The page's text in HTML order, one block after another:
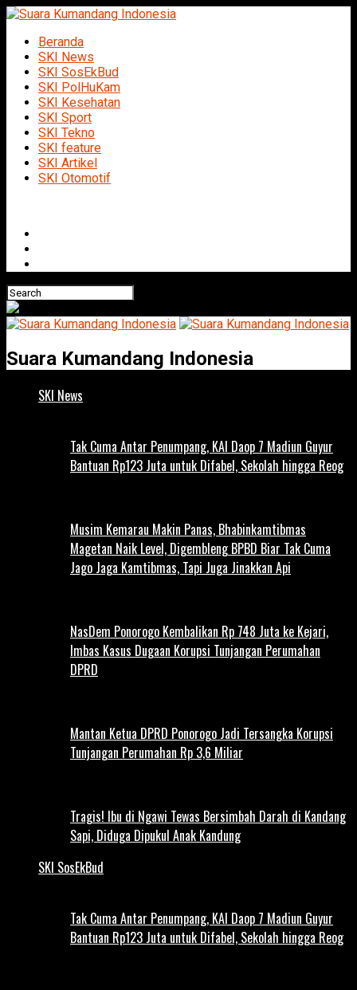
Beranda
SKI News
SKI SosEkBud
SKI PolHuKam
SKI Kesehatan
SKI Sport
SKI Tekno
SKI feature
SKI Artikel
SKI Otomotif
Suara Kumandang Indonesia
SKI News
Tak Cuma Antar Penumpang, KAI Daop 7 Madiun Guyur
Bantuan Rp123 Juta untuk Difabel, Sekolah hingga Reog
Musim Kemarau Makin Panas, Bhabinkamtibmas
Magetan Naik Level, Digembleng BPBD Biar Tak Cuma
Jago Jaga Kamtibmas, Tapi Juga Jinakkan Api
NasDem Ponorogo Kembalikan Rp 748 Juta ke Kejari,
Imbas Kasus Dugaan Korupsi Tunjangan Perumahan
DPRD
Mantan Ketua DPRD Ponorogo Jadi Tersangka Korupsi
Tunjangan Perumahan Rp 3,6 Miliar
Tragis! Ibu di Ngawi Tewas Bersimbah Darah di Kandang
Sapi, Diduga Dipukul Anak Kandung
SKI SosEkBud
Tak Cuma Antar Penumpang, KAI Daop 7 Madiun Guyur
Bantuan Rp123 Juta untuk Difabel, Sekolah hingga Reog